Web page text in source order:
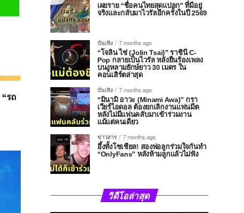
“รถ
เผยราย “ชื่อคนไทยสุดแปลก” ที่มีอยู่
จริงและกลับมาไวรัลอีกครั้งในปี 2569
บันเทิง
7 months ago
“โจลิน ไช่ (Jolin Tsai)” ราชินี C-
Pop กลายเป็นไวรัล หลังยืนร้องเพลง
บนงูหลามยักษ์ยาว 30 เมตร ใน
คอนเสิร์ตล่าสุด
บันเทิง
7 months ago
“มินามิ อาวะ (Minami Awa)” กรา
เวียร์ไอดอล ต้องยกเลิกงานแฟนมีต
หลังไม่มีแฟนคลับมาเข้าร่วมงาน
แม้แต่คนเดียว
ข่าวสาร
7 months ago
อึ้งทั้งโซเชียล! สองพ่อลูกร่วมใจกันทำ
“OnlyFans” หลังห้ามลูกแล้วไม่ฟัง
วิดีโอล่าสุด